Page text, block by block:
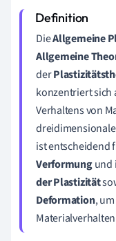
DieAllgemeine
Allgemeine
der
konzentriert sich
Verhaltens von
ist entscheidend
Verformungund
der Plastizität
Deformation,